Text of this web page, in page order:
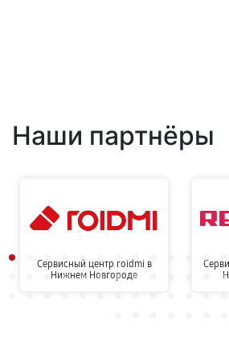
Наши партнёры
Сервисный центр roidmi в
Нижнем Новгороде